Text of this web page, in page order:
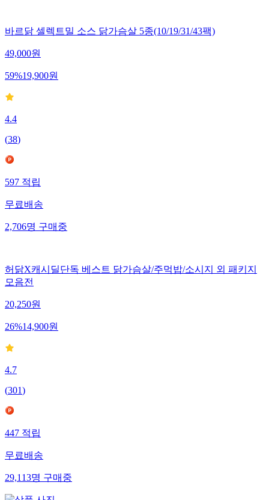
바르닭 셀렉트밀 소스 닭가슴살 5종(10/19/31/43팩)
49,000원
59%19,900원
4.4
(38)
597 적립
무료배송
2,706명 구매중
허닭X캐시딜단독 베스트 닭가슴살/주먹밥/소시지 외 패키지
모음전
20,250원
26%14,900원
4.7
(301)
447 적립
무료배송
29,113명 구매중